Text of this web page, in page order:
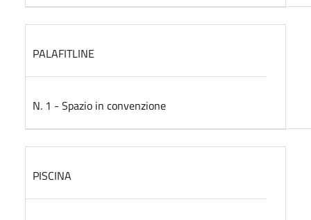
PALAFITLINE
N. 1 - Spazio in convenzione
PISCINA